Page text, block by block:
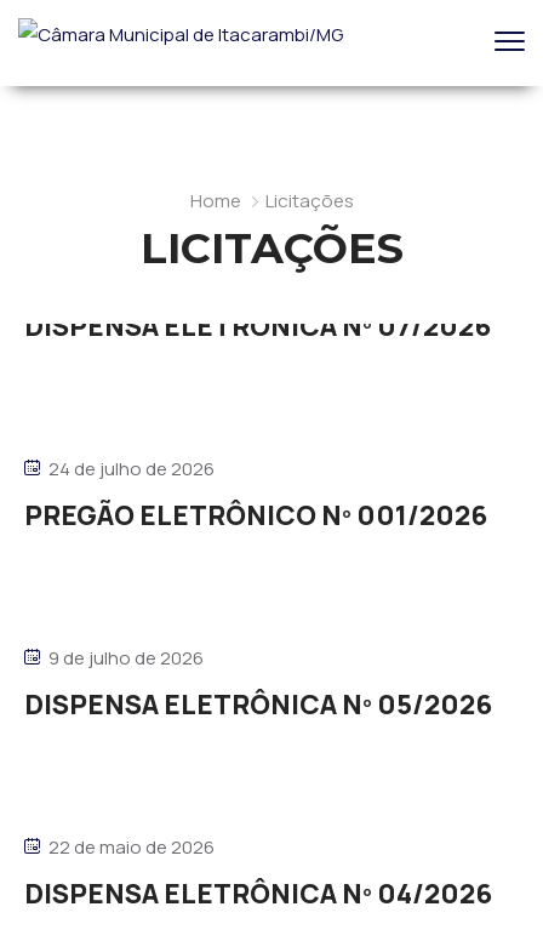
Home Licitações
LICITAÇÕES
DISPENSA ELETRÔNICA Nº 07/2026
24 de julho de 2026
PREGÃO ELETRÔNICO Nº 001/2026
9 de julho de 2026
DISPENSA ELETRÔNICA Nº 05/2026
22 de maio de 2026
DISPENSA ELETRÔNICA Nº 04/2026